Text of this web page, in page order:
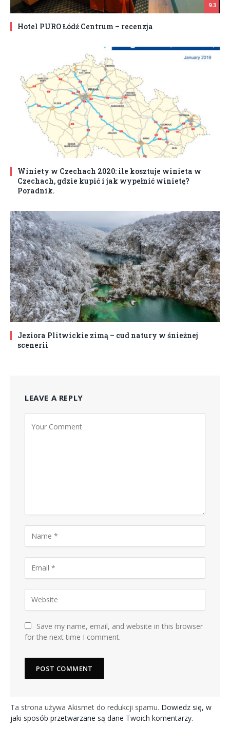
9.3
Hotel PURO Łódź Centrum – recenzja
Winiety w Czechach 2020: ile kosztuje winieta w
Czechach, gdzie kupić i jak wypełnić winietę?
Poradnik.
Jeziora Plitwickie zimą – cud natury w śnieżnej
scenerii
LEAVE A REPLY
Save my name, email, and website in this browser
for the next time I comment.
Ta strona używa Akismet do redukcji spamu. Dowiedz się, w
jaki sposób przetwarzane są dane Twoich komentarzy.